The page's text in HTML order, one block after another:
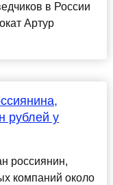
в России
Артур
рублей у
россиянин,
компаний около